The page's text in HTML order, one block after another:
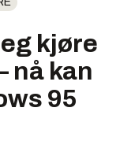
kjøre
nå kan
95